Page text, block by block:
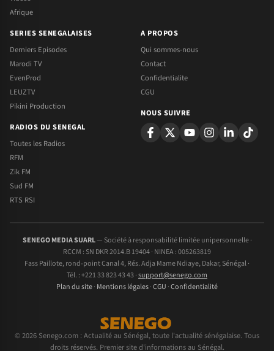
Afrique
SERIES SENEGALAISES
Derniers Episodes
Marodi TV
EvenProd
LEUZTV
Pikini Production
RADIOS DU SENEGAL
Toutes les Radios
RFM
Zik FM
Sud FM
RTS RSI
A PROPOS
Qui sommes-nous
Contact
Confidentialite
CGU
NOUS SUIVRE
SENEGO MEDIA SUARL— Société à responsabilité limitée unipersonnelle ·
RCCM : SN DKR 2014.B 19404 · NINEA : 005263819
Fass Paillote, rond-point Canal 4, Rés. Adja Mame Ndiaye, Dakar, Sénégal ·
Tél. : +221 33 823 43 43 ·support@senego.com
Plan du site· Mentions légales·CGU ·Confidentialité
© 2026 Senego.com : Actualité au Sénégal, toute l'actualité sénégalaise. Tous
droits réservés. Premier site d'informations au Sénégal.